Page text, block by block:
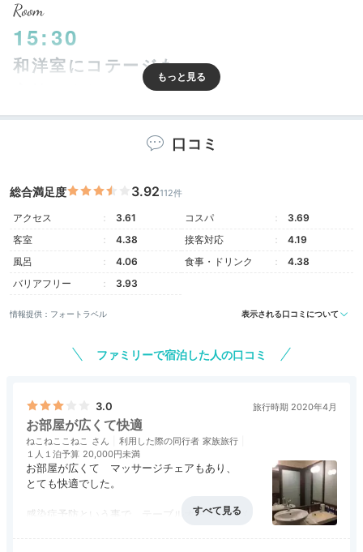
Room
15:30
和洋室にコテージも
家族にうれしい客室
テージや、プライベート空間でのんびりと岩盤浴を楽し
ループ旅にも◎。
minaxy3737
「和洋室」に宿泊しました。窓からは玄関と森が見えま
口コミ
総合満足度 3.92112件
アクセス 3.61 コスパ
3.69
客室
4.38 接客対応
4.19
風呂
4.06 食事・ドリンク
4.38
バリアフリー
3.93
情報提供：フォートラベル 表示される口コミについて
ファミリーで宿泊した人の口コミ
3.0 旅行時期 2020年4月
お部屋が広くて快適
ねこねここねこ 利用した際の同行者 家族旅行
１人１泊予算 20,000円未満
お部屋が広くて マッサージチェアもあり、
とても快適でした。
感染症予防という事で テーブルオーダーのバイ